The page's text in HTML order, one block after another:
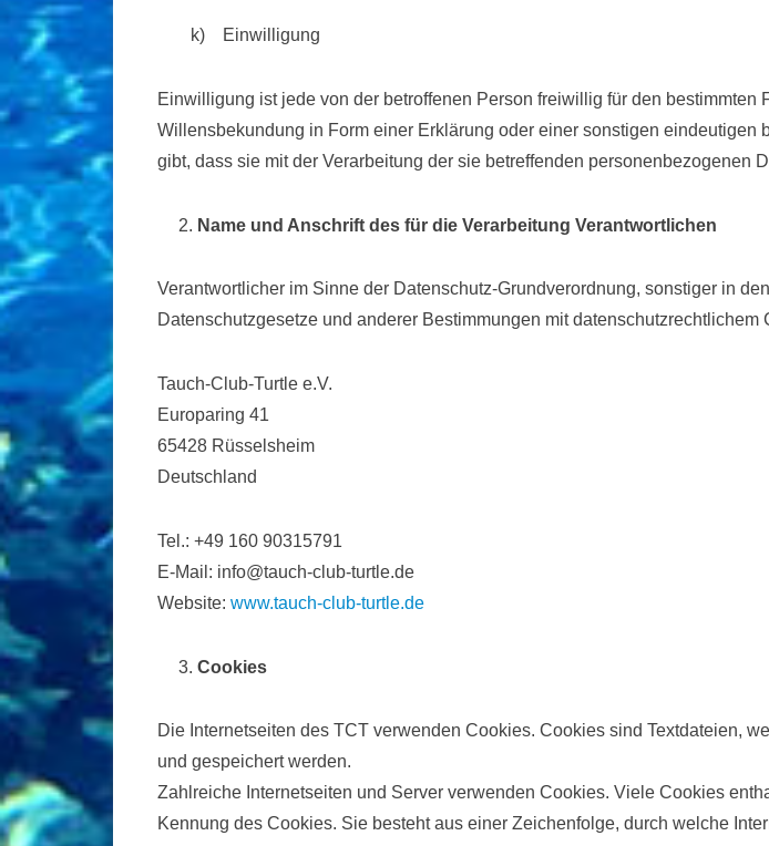
k) Einwilligung
Einwilligung ist jede von der betroffenen Person freiwillig für den
Willensbekundung in Form einer Erklärung oder einer sonstigen
gibt, dass sie mit der Verarbeitung der sie betreffenden personenbezogenen
Name und Anschrift des für die Verarbeitung Verantwortlichen
Verantwortlicher im Sinne der Datenschutz-Grundverordnung, sonstiger in
Datenschutzgesetze und anderer Bestimmungen mit datenschutzrechtlichem
Tauch-Club-Turtle e.V.
Europaring 41
65428 Rüsselsheim
Deutschland
Tel.: +49 160 90315791
E-Mail: info@tauch-club-turtle.de
Website: www.tauch-club-turtle.de
Cookies
Die Internetseiten des TCT verwenden Cookies. Cookies sind Textdateien,
und gespeichert werden.
Zahlreiche Internetseiten und Server verwenden Cookies. Viele Cookies
Kennung des Cookies. Sie besteht aus einer Zeichenfolge, durch welche